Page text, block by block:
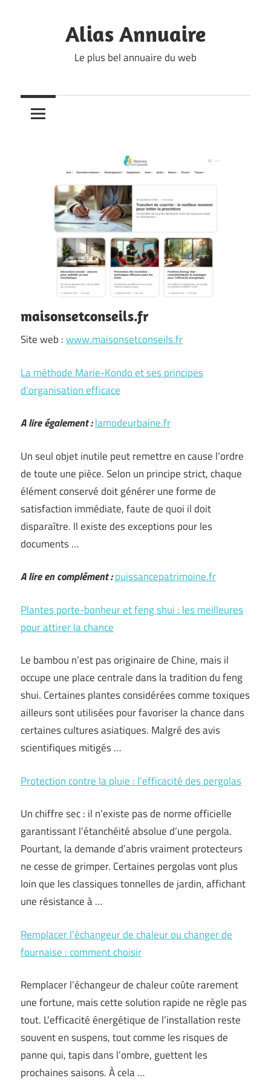
Alias Annuaire
Le plus bel annuaire du web
maisonsetconseils.fr
Site web :www.maisonsetconseils.fr
La méthode Marie-Kondo et ses principes
d’organisation efficace
A lire également :lamodeurbaine.fr
Un seul objet inutile peut remettre en cause l’ordre
de toute une pièce. Selon un principe strict, chaque
élément conservé doit générer une forme de
satisfaction immédiate, faute de quoi il doit
disparaître. Il existe des exceptions pour les
documents …
A lire en complément :puissancepatrimoine.fr
Plantes porte-bonheur et feng shui : les meilleures
pour attirer la chance
Le bambou n’est pas originaire de Chine, mais il
occupe une place centrale dans la tradition du feng
shui. Certaines plantes considérées comme toxiques
ailleurs sont utilisées pour favoriser la chance dans
certaines cultures asiatiques. Malgré des avis
scientifiques mitigés …
Protection contre la pluie : l’efficacité des pergolas
Un chiffre sec : il n’existe pas de norme officielle
garantissant l’étanchéité absolue d’une pergola.
Pourtant, la demande d’abris vraiment protecteurs
ne cesse de grimper. Certaines pergolas vont plus
loin que les classiques tonnelles de jardin, affichant
une résistance à …
Remplacer l’échangeur de chaleur ou changer de
fournaise : comment choisir
Remplacer l’échangeur de chaleur coûte rarement
une fortune, mais cette solution rapide ne règle pas
tout. L’efficacité énergétique de l’installation reste
souvent en suspens, tout comme les risques de
panne qui, tapis dans l’ombre, guettent les
prochaines saisons. À cela …